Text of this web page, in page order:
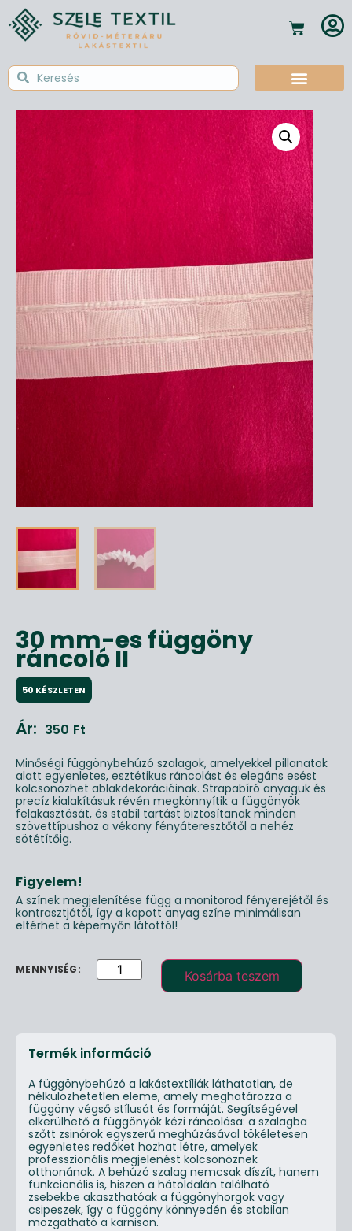
30 mm-es függöny
ráncoló II
50 KÉSZLETEN
Ár: 350 Ft
Minőségi függönybehúzó szalagok, amelyekkel pillanatok
alatt egyenletes, esztétikus ráncolást és elegáns esést
kölcsönözhet ablakdekorációinak. Strapabíró anyaguk és
precíz kialakításuk révén megkönnyítik a függönyök
felakasztását, és stabil tartást biztosítanak minden
szövettípushoz a vékony fényáteresztőtől a nehéz
sötétítőig.
Figyelem!
A színek megjelenítése függ a monitorod fényerejétől és
kontrasztjától, így a kapott anyag színe minimálisan
eltérhet a képernyőn látottól!
Kosárba teszem
Termék információ
A függönybehúzó a lakástextíliák láthatatlan, de
nélkülözhetetlen eleme, amely meghatározza a
függöny végső stílusát és formáját. Segítségével
elkerülhető a függönyök kézi ráncolása: a szalagba
szőtt zsinórok egyszerű meghúzásával tökéletesen
egyenletes redőket hozhat létre, amelyek
professzionális megjelenést kölcsönöznek
otthonának. A behúzó szalag nemcsak díszít, hanem
funkcionális is, hiszen a hátoldalán található
zsebekbe akaszthatóak a függönyhorgok vagy
csipeszek, így a függöny könnyedén és stabilan
mozgatható a karnison.